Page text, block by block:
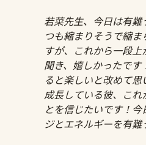
若菜先生、今日は有
つも縮まりそうで縮
すが、これから一段
聞き、嬉しかったで
ると楽しいと改めて
成長している彼、こ
とを信じたいです！
ジとエネルギーを有